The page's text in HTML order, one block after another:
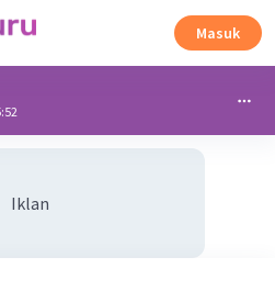
Masuk
Iklan